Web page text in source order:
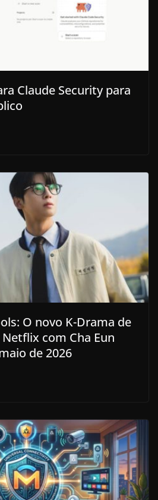
Claude Security para
O novo K-Drama de
com Cha Eun
de 2026